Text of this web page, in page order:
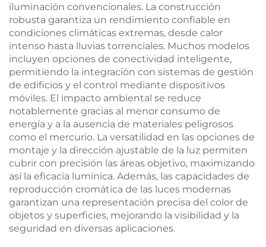
iluminación convencionales. La construcción
robusta garantiza un rendimiento confiable en
condiciones climáticas extremas, desde calor
intenso hasta lluvias torrenciales. Muchos modelos
incluyen opciones de conectividad inteligente,
permitiendo la integración con sistemas de gestión
de edificios y el control mediante dispositivos
móviles. El impacto ambiental se reduce
notablemente gracias al menor consumo de
energía y a la ausencia de materiales peligrosos
como el mercurio. La versatilidad en las opciones de
montaje y la dirección ajustable de la luz permiten
cubrir con precisión las áreas objetivo, maximizando
así la eficacia lumínica. Además, las capacidades de
reproducción cromática de las luces modernas
garantizan una representación precisa del color de
objetos y superficies, mejorando la visibilidad y la
seguridad en diversas aplicaciones.